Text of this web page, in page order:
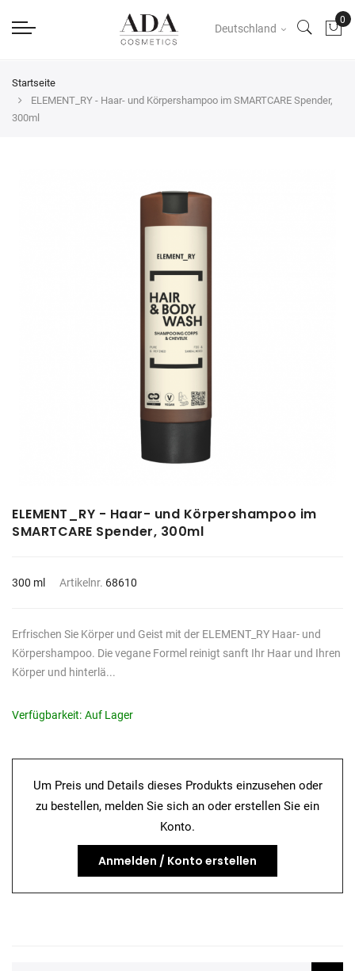
Deutschland
Startseite
ELEMENT_RY - Haar- und Körpershampoo im SMARTCARE Spender,
300ml
ELEMENT_RY - Haar- und Körpershampoo im
SMARTCARE Spender, 300ml
300 ml Artikelnr. 68610
Erfrischen Sie Körper und Geist mit der ELEMENT_RY Haar- und
Körpershampoo. Die vegane Formel reinigt sanft Ihr Haar und Ihren
Körper und hinterlä...
Verfügbarkeit: Auf Lager
Um Preis und Details dieses Produkts einzusehen oder
zu bestellen, melden Sie sich an oder erstellen Sie ein
Konto.
Anmelden / Konto erstellen